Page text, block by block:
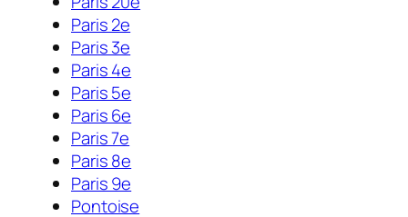
Paris 2e
Paris 3e
Paris 4e
Paris 5e
Paris 6e
Paris 7e
Paris 8e
Paris 9e
Pontoise